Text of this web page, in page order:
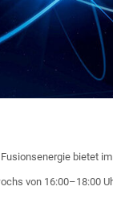
bietet
von 16:00–18:00